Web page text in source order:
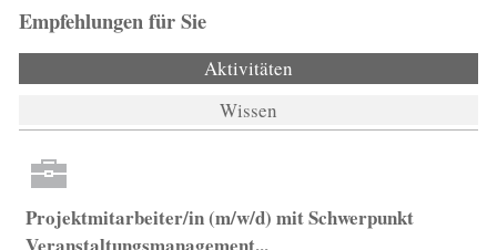
Empfehlungen für Sie
Aktivitäten
Wissen
Projektmitarbeiter/in (m/w/d) mit Schwerpunkt